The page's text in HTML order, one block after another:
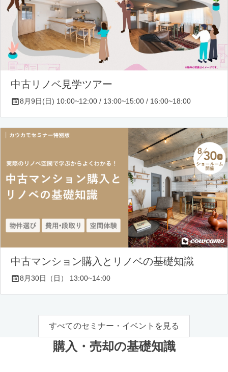
中古リノベ見学ツアー
8月9日(日) 10:00~12:00 / 13:00~15:00 / 16:00~18:00
中古マンション購入とリノベの基礎知識
8月30日（日） 13:00~14:00
すべてのセミナー・イベントを見る
購入・売却の基礎知識